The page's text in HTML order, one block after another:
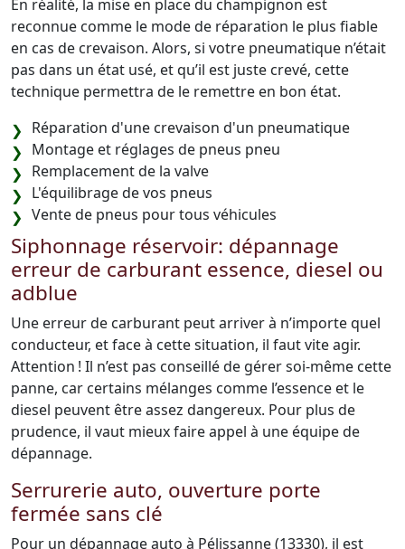
En réalité, la mise en place du champignon est
reconnue comme le mode de réparation le plus fiable
en cas de crevaison. Alors, si votre pneumatique n’était
pas dans un état usé, et qu’il est juste crevé, cette
technique permettra de le remettre en bon état.
Réparation d'une crevaison d'un pneumatique
Montage et réglages de pneus pneu
Remplacement de la valve
L'équilibrage de vos pneus
Vente de pneus pour tous véhicules
Siphonnage réservoir: dépannage
erreur de carburant essence, diesel ou
adblue
Une erreur de carburant peut arriver à n’importe quel
conducteur, et face à cette situation, il faut vite agir.
Attention ! Il n’est pas conseillé de gérer soi-même cette
panne, car certains mélanges comme l’essence et le
diesel peuvent être assez dangereux. Pour plus de
prudence, il vaut mieux faire appel à une équipe de
dépannage.
Serrurerie auto, ouverture porte
fermée sans clé
Pour un dépannage auto à Pélissanne (13330), il est